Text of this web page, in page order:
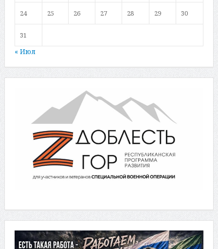
24 25 26 27 28 29 30
31
« Июл